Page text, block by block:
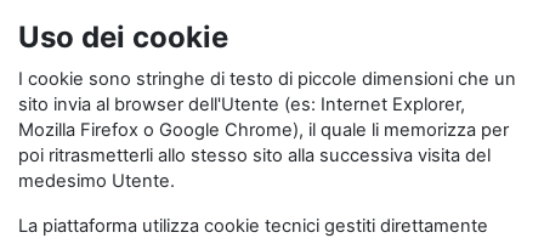
Uso dei cookie
I cookie sono stringhe di testo di piccole dimensioni che un
sito invia al browser dell'Utente (es: Internet Explorer,
Mozilla Firefox o Google Chrome), il quale li memorizza per
poi ritrasmetterli allo stesso sito alla successiva visita del
medesimo Utente.
La piattaforma utilizza cookie tecnici gestiti direttamente